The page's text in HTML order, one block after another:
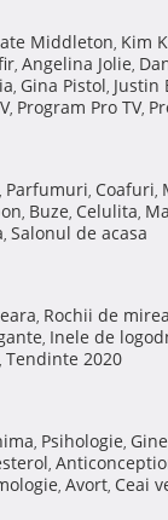
Middleton, Kim
, Angelina Jolie,
, Gina Pistol, Justin
, Program Pro TV,
, Parfumuri, Coafuri,
, Buze, Celulita,
, Salonul de acasa
, Rochii de
, Inele de
, Tendinte 2020
, Psihologie,
,
, Avort, Ceai